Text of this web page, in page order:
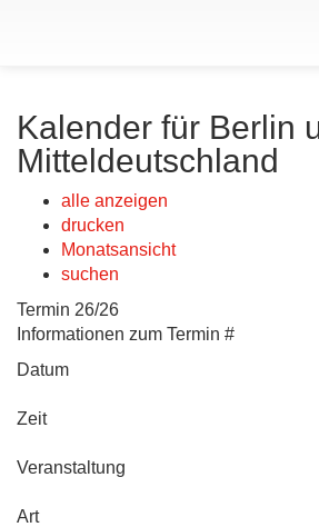
Kalender für Berlin
Mitteldeutschland
alle anzeigen
drucken
Monatsansicht
suchen
Termin 26/26
Informationen zum Termin #
Datum
Zeit
Veranstaltung
Art